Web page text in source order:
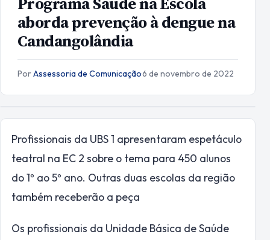
aborda prevenção à dengue na
Candangolândia
PorAssessoria de Comunicação·6 de novembro de 2022
Profissionais da UBS 1 apresentaram espetáculo
teatral na EC 2 sobre o tema para 450 alunos
do 1º ao 5º ano. Outras duas escolas da região
também receberão a peça
Os profissionais da Unidade Básica de Saúde